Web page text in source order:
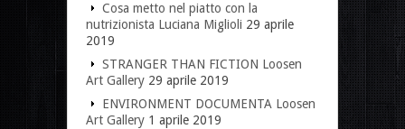
Cosa metto nel piatto con la
nutrizionista Luciana Miglioli 29 aprile
2019
STRANGER THAN FICTION Loosen
Art Gallery 29 aprile 2019
ENVIRONMENT DOCUMENTA Loosen
Art Gallery 1 aprile 2019